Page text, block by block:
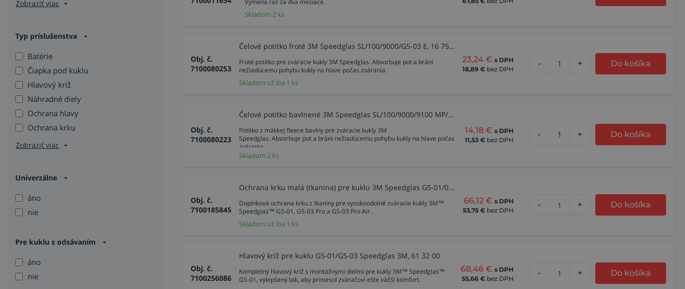
Zobraziť viac
Typ príslušenstva
Batérie
Čiapka pod kuklu
Hlavový kríž
Náhradné diely
Ochrana hlavy
Ochrana krku
Zobraziť viac
Univerzálne
áno
nie
Pre kuklu s odsávaním
áno
nie
Skladom 2 ks
Obj. č.
7100080253
Čelové potítko froté 3M Speedglas SL/100/9000/G5-03 E, 16 75 20
Froté potítko pre zváracie kukly 3M Speedglas. Absorbuje pot a bráni
nežiadúcemu pohybu kukly na hlave počas zvárania.
Skladom už iba 1 ks
23,24 € s DPH
18,89 € bez DPH
- + Do košíka
Obj. č.
7100080223
Čelové potítko bavlnené 3M Speedglas SL/100/9000/9100 MP/G5-03 E, 2 ks, 16 80 10
Potítko z mäkkej fleece bavlny pre zváracie kukly 3M
Speedglas. Absorbuje pot a bráni nežiadúcemu pohybu kukly na hlave počas
zvárania.
Skladom 2 ks
14,18 € s DPH
11,53 € bez DPH
- + Do košíka
Obj. č.
7100185845
Ochrana krku malá (tkanina) pre kuklu 3M Speedglas G5-01/03, 16 90 41
Doplnková ochrana krku z tkaniny pre vysokoodolné zváracie kukly 3M™
Speedglas™ G5-01, G5-03 Pro a G5-03 Pro Air.
Skladom už iba 1 ks
66,12 € s DPH
53,75 € bez DPH
- + Do košíka
Obj. č.
7100256086
Hlavový kríž pre kuklu G5-01/G5-03 Speedglas 3M, 61 32 00
Kompletný hlavový kríž s montážnymi dielmi pre kukly 3M™ Speedglas™
G5-01, vylepšený tak, aby priniesol zváračovi ešte väčší komfort.
68,46 € s DPH
55,66 € bez DPH
- + Do košíka